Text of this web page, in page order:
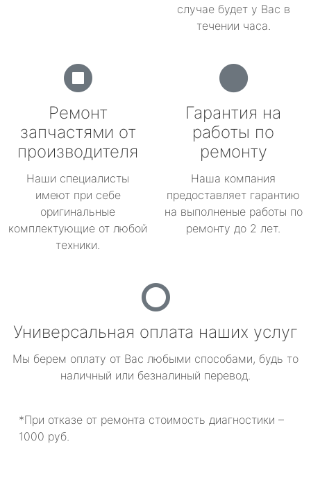
случае будет у Вас в
течении часа.
Ремонт
запчастями от
производителя
Наши специалисты
имеют при себе
оригинальные
комплектующие от любой
техники.
Гарантия на
работы по
ремонту
Наша компания
предоставляет гарантию
на выполненые работы по
ремонту до 2 лет.
Универсальная оплата наших услуг
Мы берем оплату от Вас любыми способами, будь то
наличный или безналиный перевод.
*При отказе от ремонта стоимость диагностики –
1000 руб.